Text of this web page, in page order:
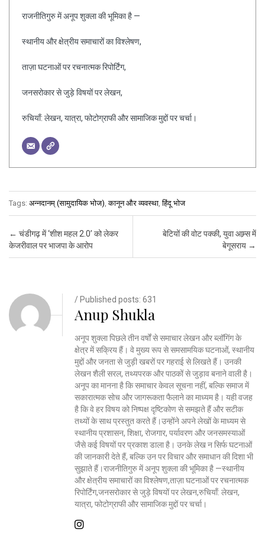
राजनीतिगुरु में अनूप शुक्ला की भूमिका है —
स्थानीय और क्षेत्रीय समाचारों का विश्लेषण,
ताज़ा घटनाओं पर रचनात्मक रिपोर्टिंग,
जनसरोकार से जुड़े विषयों पर लेखन,
रुचियाँ: लेखन, यात्रा, फोटोग्राफी और सामाजिक मुद्दों पर चर्चा।
Tags: अन्नदानम् (सामुदायिक भोज),कानून और व्यवस्था,हिंदू भोज
Post navigation
← चंडीगढ़ में ‘शीश महल 2.0’ को लेकर
केजरीवाल पर भाजपा के आरोप
बेटियों की वोट पक्की, युवा आम्र्स में
बेगूसराय →
/ Published posts: 631
Anup Shukla
अनूप शुक्ला पिछले तीन वर्षों से समाचार लेखन और ब्लॉगिंग के
क्षेत्र में सक्रिय हैं। वे मुख्य रूप से समसामयिक घटनाओं, स्थानीय
मुद्दों और जनता से जुड़ी खबरों पर गहराई से लिखते हैं। उनकी
लेखन शैली सरल, तथ्यपरक और पाठकों से जुड़ाव बनाने वाली है।
अनूप का मानना है कि समाचार केवल सूचना नहीं, बल्कि समाज में
सकारात्मक सोच और जागरूकता फैलाने का माध्यम है। यही वजह
है कि वे हर विषय को निष्पक्ष दृष्टिकोण से समझते हैं और सटीक
तथ्यों के साथ प्रस्तुत करते हैं।उन्होंने अपने लेखों के माध्यम से
स्थानीय प्रशासन, शिक्षा, रोजगार, पर्यावरण और जनसमस्याओं
जैसे कई विषयों पर प्रकाश डाला है। उनके लेख न सिर्फ घटनाओं
की जानकारी देते हैं, बल्कि उन पर विचार और समाधान की दिशा भी
सुझाते हैं।राजनीतिगुरु में अनूप शुक्ला की भूमिका है —स्थानीय
और क्षेत्रीय समाचारों का विश्लेषण,ताज़ा घटनाओं पर रचनात्मक
रिपोर्टिंग,जनसरोकार से जुड़े विषयों पर लेखन,रुचियाँ: लेखन,
यात्रा, फोटोग्राफी और सामाजिक मुद्दों पर चर्चा।